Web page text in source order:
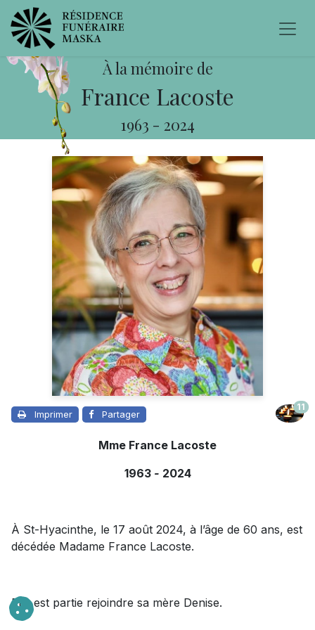
À la mémoire de
France Lacoste
1963 - 2024
Imprimer Partager
11
Mme France Lacoste
1963- 2024
À St-Hyacinthe, le 17 août 2024, à l’âge de 60 ans, est
décédée Madame France Lacoste.
Elle est partie rejoindre sa mère Denise.